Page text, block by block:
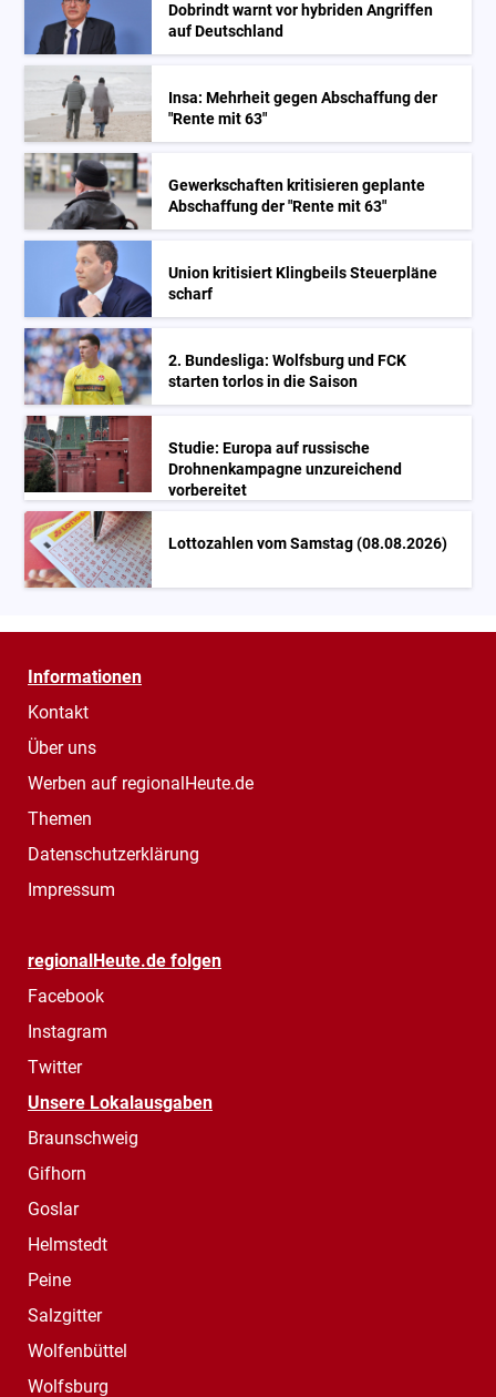
Dobrindt warnt vor hybriden Angriffen
auf Deutschland
Insa: Mehrheit gegen Abschaffung der
"Rente mit 63"
Gewerkschaften kritisieren geplante
Abschaffung der "Rente mit 63"
Union kritisiert Klingbeils Steuerpläne
scharf
2. Bundesliga: Wolfsburg und FCK
starten torlos in die Saison
Studie: Europa auf russische
Drohnenkampagne unzureichend
vorbereitet
Lottozahlen vom Samstag (08.08.2026)
Informationen
Kontakt
Über uns
Werben auf regionalHeute.de
Themen
Datenschutzerklärung
Impressum
regionalHeute.de folgen
Facebook
Instagram
Twitter
Unsere Lokalausgaben
Braunschweig
Gifhorn
Goslar
Helmstedt
Peine
Salzgitter
Wolfenbüttel
Wolfsburg